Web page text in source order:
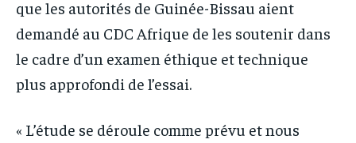
que les autorités de Guinée-Bissau aient
demandé au CDC Afrique de les soutenir dans
le cadre d’un examen éthique et technique
plus approfondi de l’essai.
« L’étude se déroule comme prévu et nous